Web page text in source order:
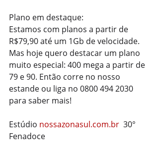
Plano em destaque:
Estamos com planos a partir de
R$79,90 até um 1Gb de velocidade.
Mas hoje quero destacar um plano
muito especial: 400 mega a partir de
79 e 90. Então corre no nosso
estande ou liga no 0800 494 2030
para saber mais!
Estúdio nossazonasul.com.br 30°
Fenadoce